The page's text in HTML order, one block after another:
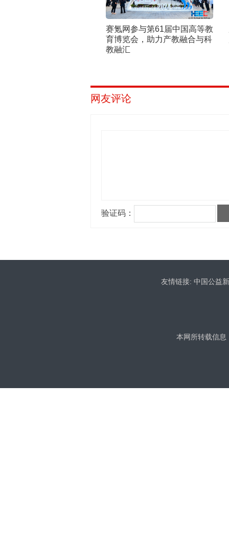
赛氪网参与第61届中国高等教
育博览会，助力产教融合与科
教融汇
网友评论
友情链接: 中国公益
本网所转载信息